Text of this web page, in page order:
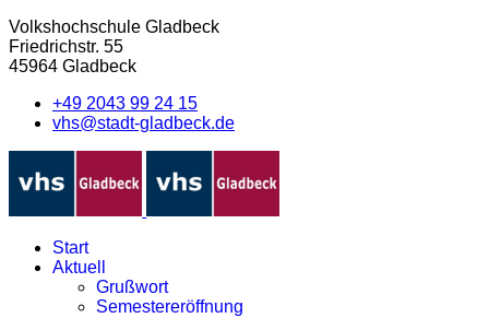
Volkshochschule Gladbeck
Friedrichstr. 55
45964 Gladbeck
+49 2043 99 24 15
vhs@stadt-gladbeck.de
Start
Aktuell
Grußwort
Semestereröffnung